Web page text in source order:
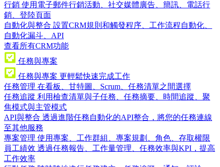
行銷 使用電子郵件行銷活動、社交媒體廣告、簡訊、電話行
銷、登陸頁面
自動化與整合 設置CRM規則和觸發程序、工作流程自動化、
自動化漏斗、API
查看所有CRM功能
任務與專案
任務與專案 更輕鬆快速完成工作
任務管理 在看板、甘特圖、Scrum、任務清單之間選擇
任務追蹤 利用檢查清單與子任務、任務摘要、時間追蹤、聚
焦模式與主管模式
API與整合 透過進階任務自動化的API整合，將您的任務連線
至其他服務
專案管理 使用專案、工作群組、專案規劃、角色、存取權限
員工績效 透過任務報告、工作量管理、任務效率與KPI，提高
工作效率